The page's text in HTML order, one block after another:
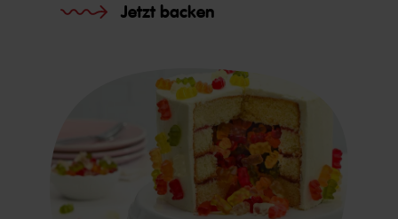
Jetzt backen